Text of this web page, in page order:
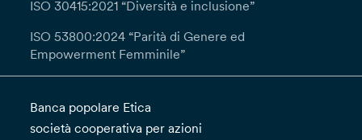
ISO 30415:2021 “Diversità e inclusione”
ISO 53800:2024 “Parità di Genere ed
Empowerment Femminile”
Banca popolare Etica
società cooperativa per azioni